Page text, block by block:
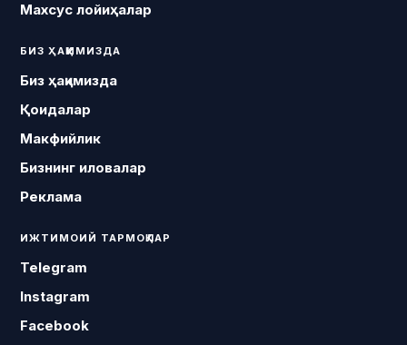
Махсус лойиҳалар
БИЗ ҲАҚИМИЗДА
Биз ҳақимизда
Қоидалар
Макфийлик
Бизнинг иловалар
Реклама
ИЖТИМОИЙ ТАРМОҚЛАР
Telegram
Instagram
Facebook